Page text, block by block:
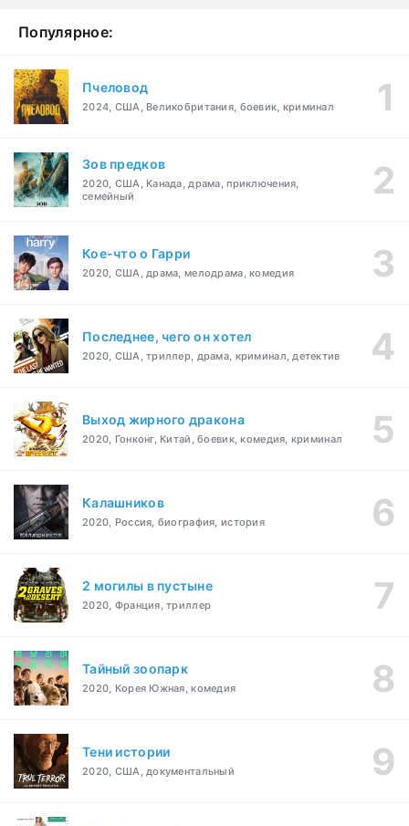
Популярное:
Пчеловод
2024, США, Великобритания, боевик, криминал
Зов предков
2020, США, Канада, драма, приключения,
семейный
Кое-что о Гарри
2020, США, драма, мелодрама, комедия
Последнее, чего он хотел
2020, США, триллер, драма, криминал, детектив
Выход жирного дракона
2020, Гонконг, Китай, боевик, комедия, криминал
Калашников
2020, Россия, биография, история
2 могилы в пустыне
2020, Франция, триллер
Тайный зоопарк
2020, Корея Южная, комедия
Тени истории
2020, США, документальный